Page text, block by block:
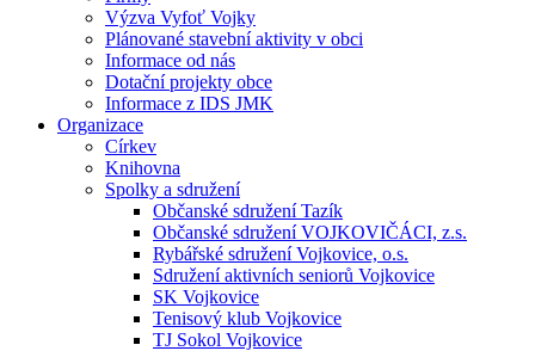
Výzva Vyfoť Vojky
Plánované stavební aktivity v obci
Informace od nás
Dotační projekty obce
Informace z IDS JMK
Organizace
Církev
Knihovna
Spolky a sdružení
Občanské sdružení Tazík
Občanské sdružení VOJKOVIČÁCI, z.s.
Rybářské sdružení Vojkovice, o.s.
Sdružení aktivních seniorů Vojkovice
SK Vojkovice
Tenisový klub Vojkovice
TJ Sokol Vojkovice